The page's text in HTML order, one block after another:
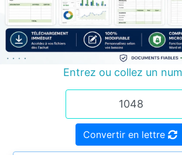
Entrez ou collez un
Convertir en lettre